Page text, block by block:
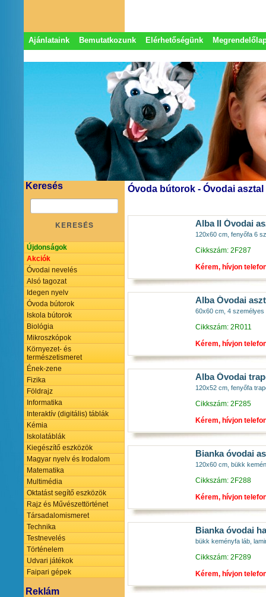
Ajánlataink Bemutatkozunk Elérhetőségünk
Keresés
KERESÉS
Újdonságok
Akciók
Óvodai nevelés
Alsó tagozat
Idegen nyelv
Óvoda bútorok
Iskola bútorok
Biológia
Mikroszkópok
Környezet- és
természetismeret
Ének-zene
Fizika
Földrajz
Informatika
Interaktív (digitális) táblák
Kémia
Iskolatáblák
Kiegészítő eszközök
Magyar nyelv és Irodalom
Matematika
Multimédia
Oktatást segítő eszközök
Rajz és Művészettörténet
Társadalomismeret
Technika
Testnevelés
Történelem
Udvari játékok
Faipari gépek
Reklám
Óvoda bútorok - Óvodai asztal
Alba II Óvodai
120x60 cm, fenyőfa 6
Cikkszám: 2F287
Kérem, hívjon
Alba Óvodai
60x60 cm, 4
Cikkszám: 2R011
Kérem, hívjon
Alba Óvodai
120x52 cm, fenyőfa
Cikkszám: 2F285
Kérem, hívjon
Bianka óvodai
120x60 cm, bükk
Cikkszám: 2F288
Kérem, hívjon
Bianka óvodai
bükk keményfa láb,
Cikkszám: 2F289
Kérem, hívjon